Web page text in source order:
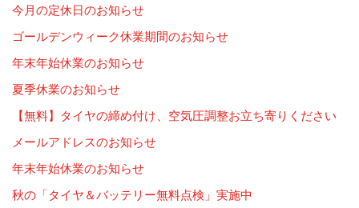
今月の定休日のお知らせ
ゴールデンウィーク休業期間のお知らせ
年末年始休業のお知らせ
夏季休業のお知らせ
【無料】タイヤの締め付け、空気圧調整お立ち寄りください
メールアドレスのお知らせ
年末年始休業のお知らせ
秋の「タイヤ＆バッテリー無料点検」実施中